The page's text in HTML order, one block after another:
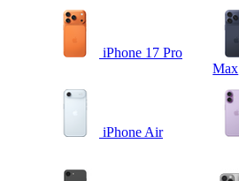
iPhone 17 Pro
Max
iPhone Air